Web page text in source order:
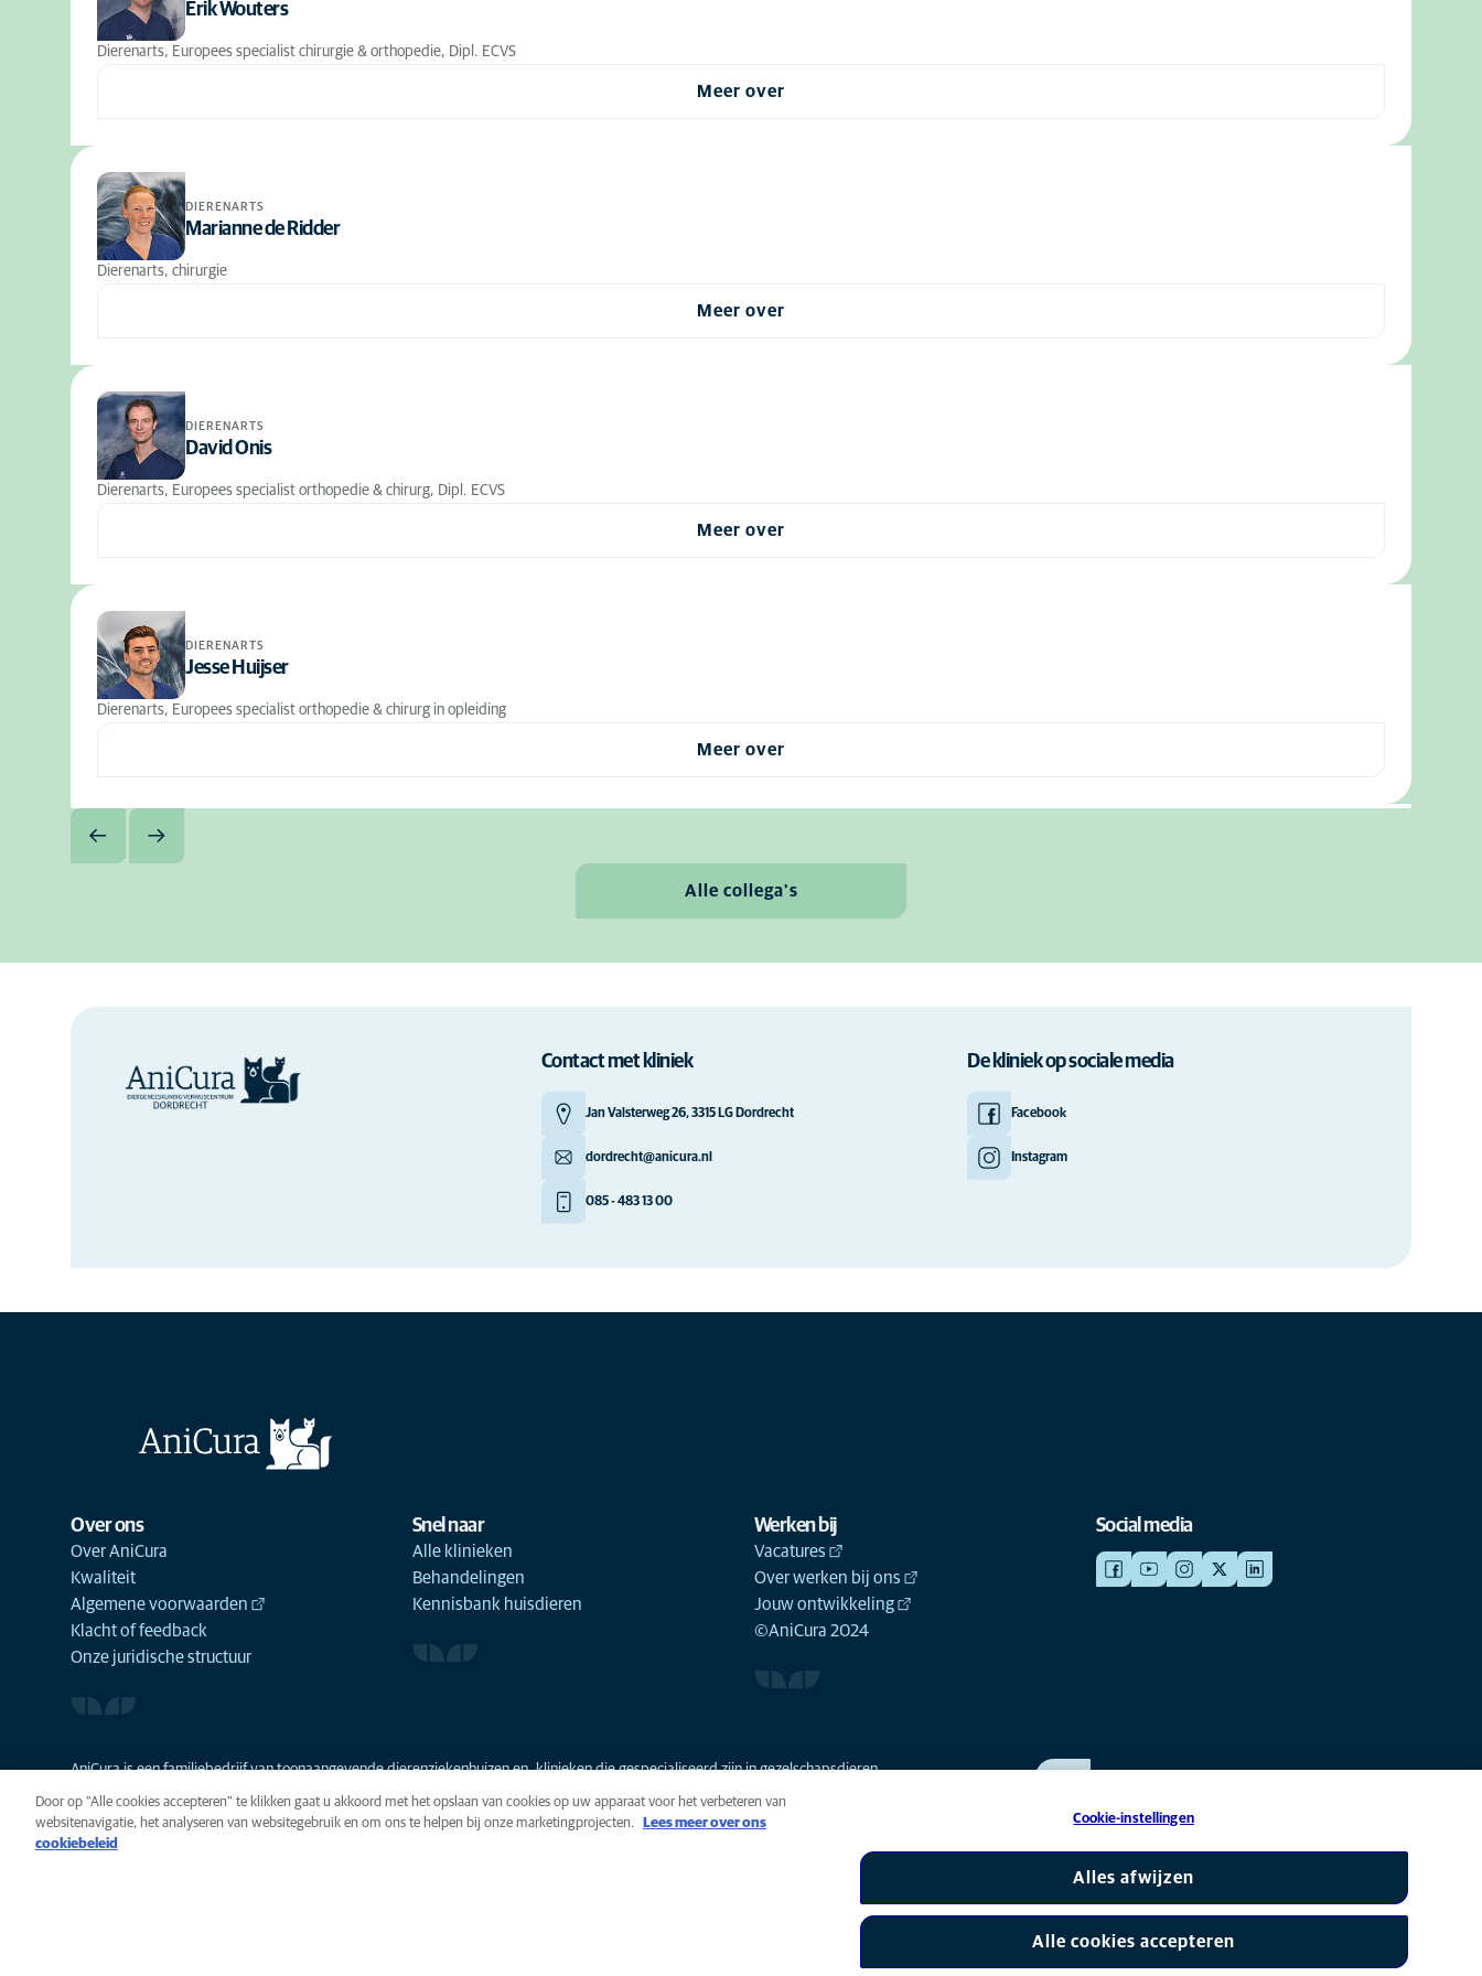
Erik Wouters
Dierenarts, Europees specialist chirurgie & orthopedie, Dipl. ECVS
Meer over
DIERENARTS
Marianne de Ridder
Dierenarts, chirurgie
Meer over
DIERENARTS
David Onis
Dierenarts, Europees specialist orthopedie & chirurg, Dipl. ECVS
Meer over
DIERENARTS
Jesse Huijser
Dierenarts, Europees specialist orthopedie & chirurg in opleiding
Meer over
Alle collega's
Contact met kliniek
Jan Valsterweg 26, 3315 LG Dordrecht
dordrecht@anicura.nl
085 - 483 13 00
De kliniek op sociale media
Facebook
Instagram
Over ons
Over AniCura
Kwaliteit
Algemene voorwaarden
Klacht of feedback
Onze juridische structuur
Snel naar
Alle klinieken
Behandelingen
Kennisbank huisdieren
Werken bij
Vacatures
Over werken bij ons
Jouw ontwikkeling
©AniCura 2024
Social media
AniCura is een familiebedrijf van toonaangevende dierenziekenhuizen en -klinieken die gespecialiseerd zijn in gezelschapsdieren.
AniCura is onderdeel van Mars, Inc © 2026
Door op “Alle cookies accepteren” te klikken gaat u akkoord met het opslaan van cookies op uw apparaat voor het verbeteren van
websitenavigatie, het analyseren van websitegebruik en om ons te helpen bij onze marketingprojecten.
Lees meer over ons
cookiebeleid
Cookie-instellingen
Alles afwijzen
Alle cookies accepteren